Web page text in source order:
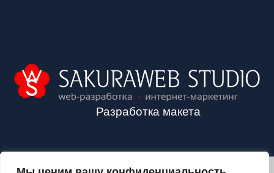
Разработка макета